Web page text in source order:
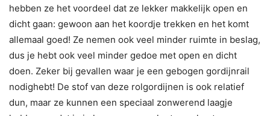
hebben ze het voordeel dat ze lekker makkelijk open en
dicht gaan: gewoon aan het koordje trekken en het komt
allemaal goed! Ze nemen ook veel minder ruimte in beslag,
dus je hebt ook veel minder gedoe met open en dicht
doen. Zeker bij gevallen waar je een gebogen gordijnrail
nodighebt! De stof van deze rolgordijnen is ook relatief
dun, maar ze kunnen een speciaal zonwerend laagje